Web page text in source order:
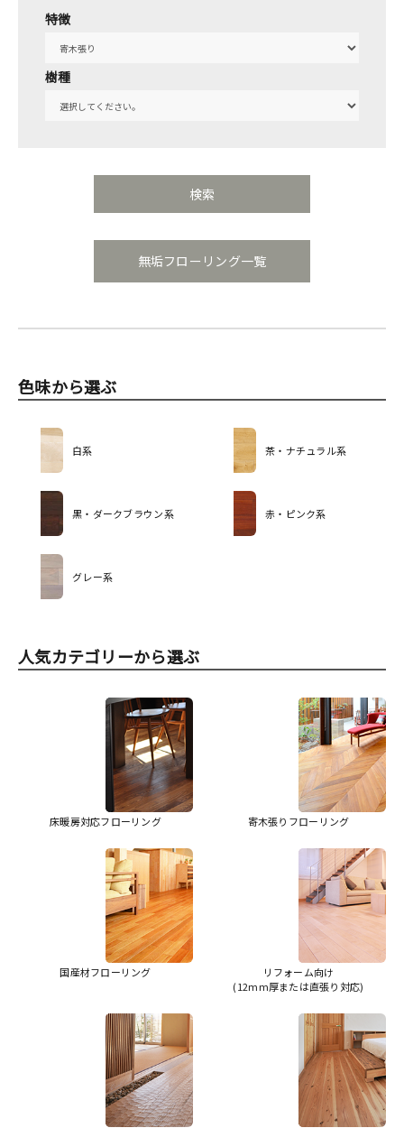
特徴
樹種
無垢フローリング一覧
色味から選ぶ
白系 茶・ナチュラル系
黒・ダークブラウン系 赤・ピンク系
グレー系
人気カテゴリーから選ぶ
床暖房対応フローリング 寄木張りフローリング
国産材フローリング
リフォーム向け
(12mm厚または直張り対応)